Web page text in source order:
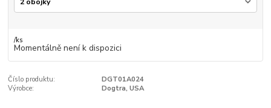
/ks
Momentálně není k dispozici
Číslo produktu:
DGT01A024
Výrobce:
Dogtra, USA